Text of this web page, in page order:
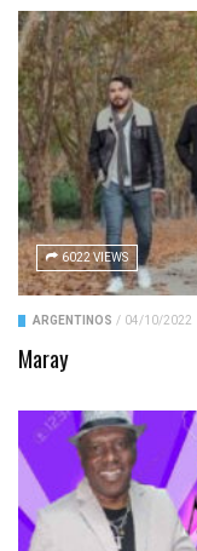
6022 VIEWS
ARGENTINOS / 04/10/2022
Maray